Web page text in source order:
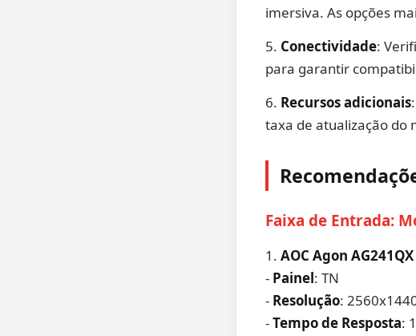
imersiva. As opções
5. Conectividade:
para garantir
6. Recursos adicionais
taxa de atualização do
Faixa de Entrada:
1. AOC Agon AG241QX
- Painel: TN
- Resolução:
-Tempo de Resposta: